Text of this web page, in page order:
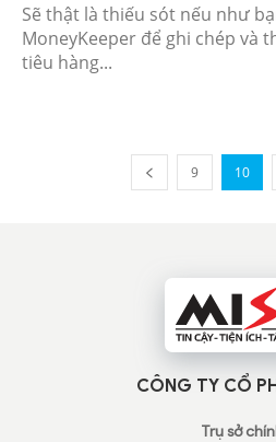
Sẽ thật là thiếu sót nếu như
MoneyKeeper để ghi chép và
tiêu hàng...
9 10
CÔNG TY CỔ
Trụ sở